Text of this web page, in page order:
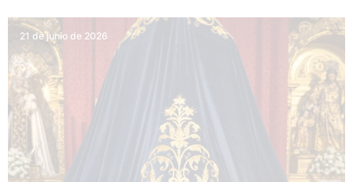
21 de junio de 2026